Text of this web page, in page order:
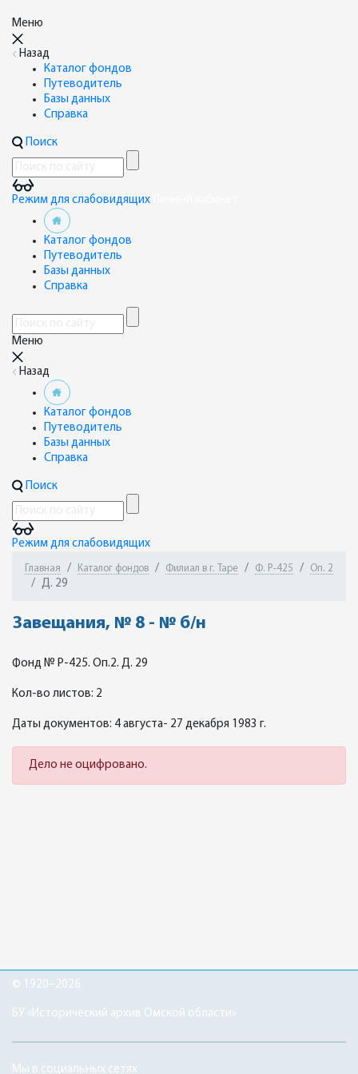
Меню
Назад
Каталог фондов
Путеводитель
Базы данных
Справка
Поиск
Режим для слабовидящих
Каталог фондов
Путеводитель
Базы данных
Справка
Меню
Назад
Каталог фондов
Путеводитель
Базы данных
Справка
Поиск
Режим для слабовидящих
Главная Каталог фондов Филиал в г. Таре Ф. Р-425 Оп. 2
Д. 29
Завещания, № 8 - № б/н
Фонд № Р-425. Оп.2. Д. 29
Кол-во листов: 2
Даты документов: 4 августа- 27 декабря 1983 г.
Дело не оцифровано.
© 1920–2026
БУ «Исторический архив Омской области»
Мы в социальных сетях